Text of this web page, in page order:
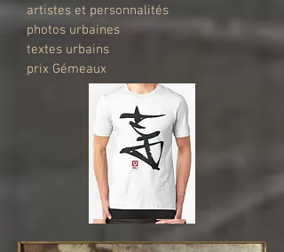
artistes et personnalités
photos urbaines
textes urbains
prix Gémeaux